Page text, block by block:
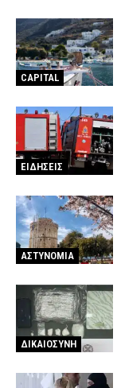
CAPITAL
ΕΙΔΗΣΕΙΣ
ΑΣΤΥΝΟΜΙΑ
ΔΙΚΑΙΟΣΥΝΗ